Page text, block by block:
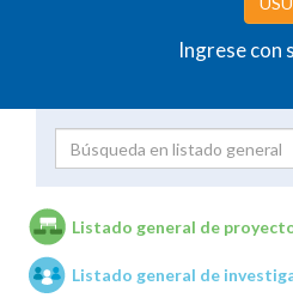
Ingrese con
Unidades de
Listado general de
Listado general de